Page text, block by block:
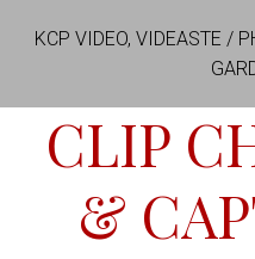
KCP VIDEO, VIDEASTE /
CLIP
&